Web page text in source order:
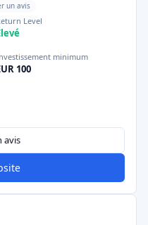
un avis
Level
minimum
100
avis